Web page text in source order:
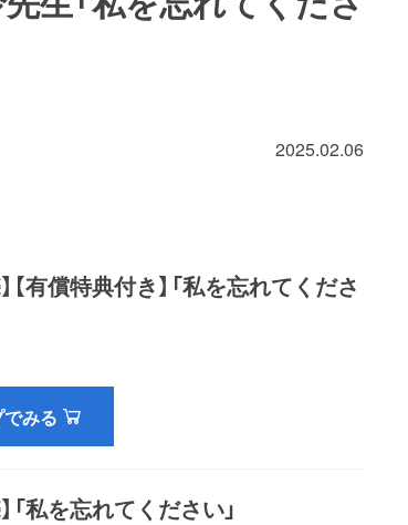
2025.02.06
【有償特典付き】「私を忘れてくださ
みる
「私を忘れてください」